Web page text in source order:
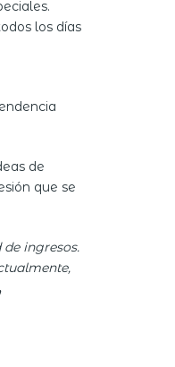
los días
de
que se
ingresos.